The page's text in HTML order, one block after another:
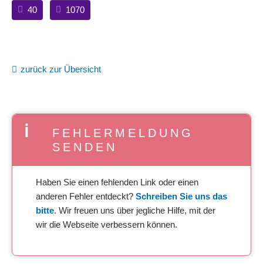
40 1070
zurück zur Übersicht
FEHLERMELDUNG
SENDEN
Haben Sie einen fehlenden Link oder einen
anderen Fehler entdeckt? Schreiben Sie uns das
bitte. Wir freuen uns über jegliche Hilfe, mit der
wir die Webseite verbessern können.